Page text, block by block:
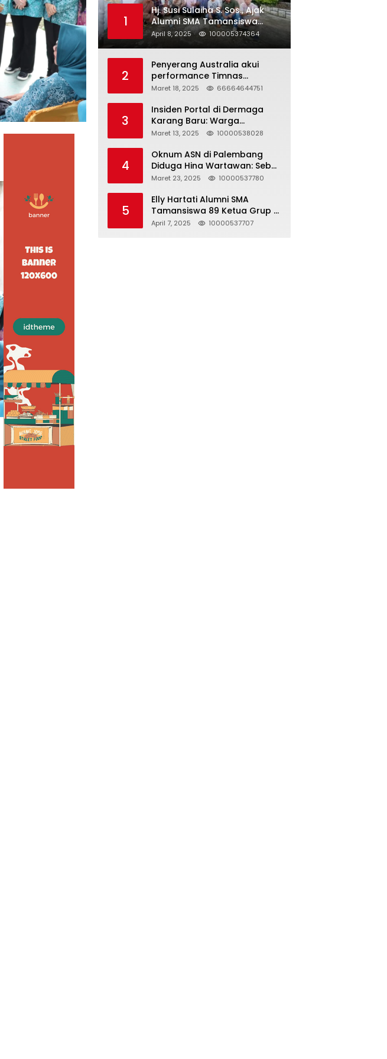
1
Hj. Susi Sulaiha S. Sos., Ajak
Alumni SMA Tamansiswa
Palembang Angkatan 91 Halal
Bihalal
April 8, 2025 100005374364
2
Penyerang Australia akui
performance Timnas
Indonesia
Maret 18, 2025 66664644751
3
Insiden Portal di Dermaga
Karang Baru: Warga
Klarifikasi dan Kritik
Akurat
Maret 13, 2025 10000538028
4
Oknum ASN di Palembang
Diduga Hina Wartawan: Sebut
Profesi Jurnalis Hanya
Berujung Dugaan
Pelanggaran UU ITE!
Maret 23, 2025 10000537780
5
Elly Hartati Alumni SMA
Tamansiswa 89 Ketua Grup S
4 Laksanakan Giat
April 7, 2025 10000537707